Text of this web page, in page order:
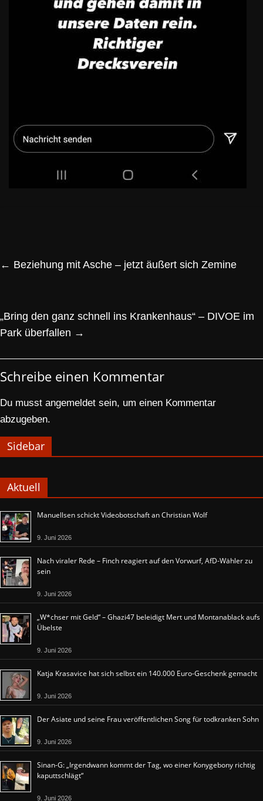
← Beziehung mit Asche – jetzt äußert sich Zemine
„Bring den ganz schnell ins Krankenhaus“ – DIVOE im
Park überfallen →
Schreibe einen Kommentar
Du musst angemeldet sein, um einen Kommentar
abzugeben.
Sidebar
Aktuell
Manuellsen schickt Videobotschaft an Christian Wolf
9. Juni 2026
Nach viraler Rede – Finch reagiert auf den Vorwurf, AfD-Wähler zu
sein
9. Juni 2026
„W*chser mit Geld“ – Ghazi47 beleidigt Mert und Montanablack aufs
Übelste
9. Juni 2026
Katja Krasavice hat sich selbst ein 140.000 Euro-Geschenk gemacht
9. Juni 2026
Der Asiate und seine Frau veröffentlichen Song für todkranken Sohn
9. Juni 2026
Sinan-G: „Irgendwann kommt der Tag, wo einer Konygebony richtig
kaputtschlägt“
9. Juni 2026